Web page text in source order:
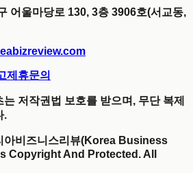
어울마당로 130, 3층 3906호(서교동,
제휴문의
저작권법 보호를 받으며, 무단 복제
.
비즈니스리뷰(Korea Business
Copyright And Protected. All